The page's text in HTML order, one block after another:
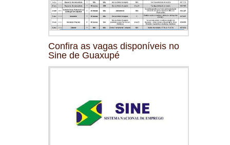
Confira as vagas disponíveis no
Sine de Guaxupé